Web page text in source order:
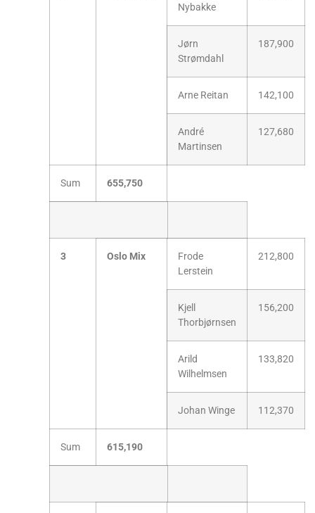
Nybakke
Jørn
Strømdahl
187,900
Arne Reitan 142,100
André
Martinsen
127,680
Sum 655,750
3 Oslo Mix
Frode
Lerstein
212,800
Kjell
Thorbjørnsen
156,200
Arild
Wilhelmsen
133,820
Johan Winge 112,370
Sum 615,190